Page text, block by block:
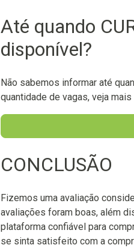
Até quando
disponível?
Não sabemos informar até
quantidade de vagas, veja
CONCLUSÃO
Fizemos uma avaliação
avaliações foram boas, além
plataforma confiável para
se sinta satisfeito com a